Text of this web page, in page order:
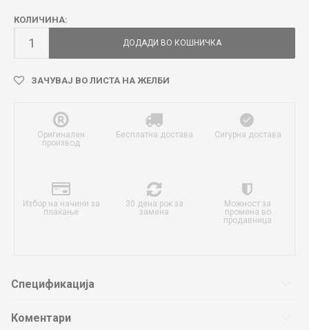
КОЛИЧИНА:
ДОДАДИ ВО КОШНИЧКА
ЗАЧУВАЈ ВО ЛИСТА НА ЖЕЛБИ
Оригинален
производ
Бесплатна достава Сигурна достава
Избор на начини за
плаќање
30 дена рок за
замена
Можност за
промена во
продавница
Спецификација
Коментари